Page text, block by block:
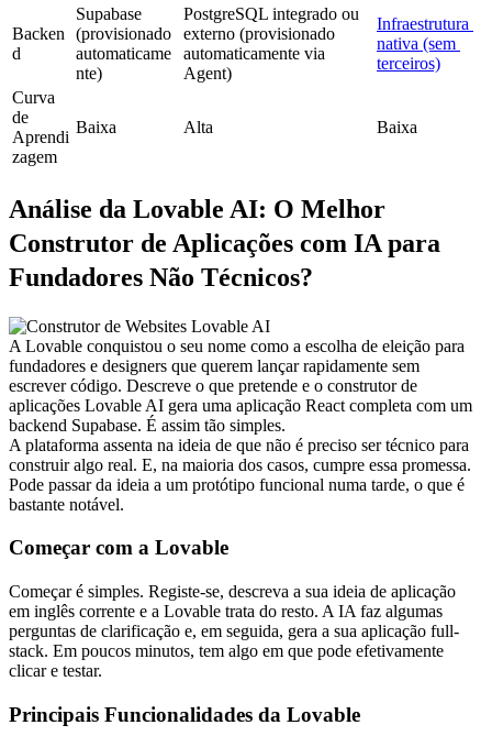
Backen
d
Supabase
(provisionado
automaticame
nte)
PostgreSQL integrado ou
externo (provisionado
automaticamente via
Agent)
Infraestrutura
nativa (sem
terceiros)
Curva
de
Aprendi
zagem
Baixa Alta Baixa
Análise da Lovable AI: O Melhor
Construtor de Aplicações com IA para
Fundadores Não Técnicos?
A Lovable conquistou o seu nome como a escolha de eleição para
fundadores e designers que querem lançar rapidamente sem
escrever código. Descreve o que pretende e o construtor de
aplicações Lovable AI gera uma aplicação React completa com um
backend Supabase. É assim tão simples.
A plataforma assenta na ideia de que não é preciso ser técnico para
construir algo real. E, na maioria dos casos, cumpre essa promessa.
Pode passar da ideia a um protótipo funcional numa tarde, o que é
bastante notável.
Começar com a Lovable
Começar é simples. Registe-se, descreva a sua ideia de aplicação
em inglês corrente e a Lovable trata do resto. A IA faz algumas
perguntas de clarificação e, em seguida, gera a sua aplicação full-
stack. Em poucos minutos, tem algo em que pode efetivamente
clicar e testar.
Principais Funcionalidades da Lovable